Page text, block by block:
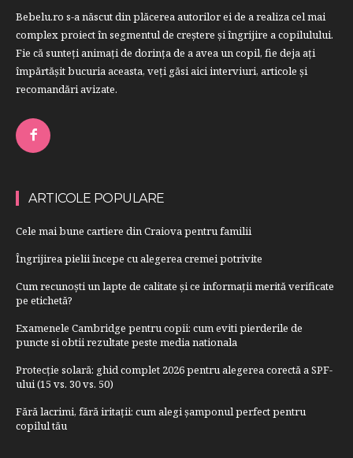
Bebelu.ro s-a născut din plăcerea autorilor ei de a realiza cel mai
complex proiect în segmentul de creştere şi îngrijire a copilulului.
Fie că sunteţi animaţi de dorinţa de a avea un copil, fie deja aţi
împărtăşit bucuria aceasta, veți găsi aici interviuri, articole şi
recomandări avizate.
ARTICOLE POPULARE
Cele mai bune cartiere din Craiova pentru familii
Îngrijirea pielii începe cu alegerea cremei potrivite
Cum recunoști un lapte de calitate și ce informații merită verificate
pe etichetă?
Examenele Cambridge pentru copii: cum eviti pierderile de
puncte si obtii rezultate peste media nationala
Protecție solară: ghid complet 2026 pentru alegerea corectă a SPF-
ului (15 vs. 30 vs. 50)
Fără lacrimi, fără iritații: cum alegi șamponul perfect pentru
copilul tău